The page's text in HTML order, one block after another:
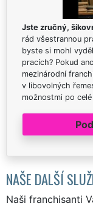
Jste zručný,
rád všestrannou
byste si mohl
pracích? Pokud
mezinárodní
v libovolných
možnostmi po
NAŠE DALŠÍ
Naši franchisanti